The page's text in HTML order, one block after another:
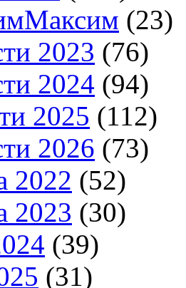
(23)
2023 (76)
2024 (94)
2025 (112)
2026 (73)
2022 (52)
2023 (30)
(39)
(31)